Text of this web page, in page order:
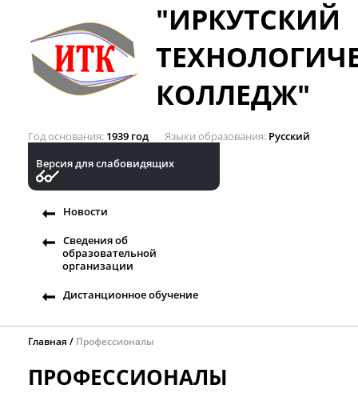
"ИРКУТСКИЙ
КОЛЛЕДЖ"
Год основания 1939 год Языки образования Русский
Версия для слабовидящих
Новости
Сведения об
образовательной
организации
Дистанционное обучение
Главная Профессионалы
ПРОФЕССИОНАЛЫ